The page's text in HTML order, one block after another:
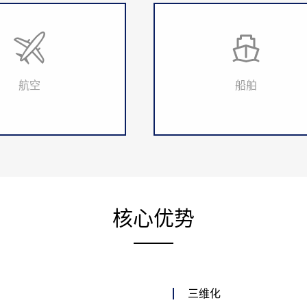
航空 船舶
核心优势
三维化